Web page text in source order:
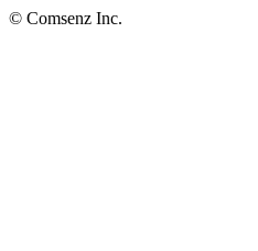
© Comsenz Inc.